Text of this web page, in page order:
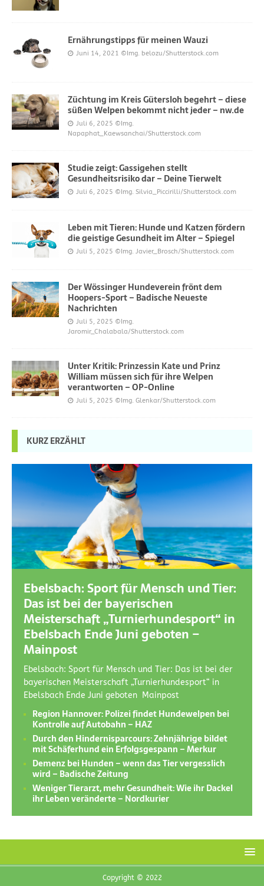
Ernährungstipps für meinen Wauzi
Juni 14, 2021 ©Img. belozu/Shutterstock.com
Züchtung im Kreis Gütersloh begehrt – diese
süßen Welpen bekommt nicht jeder – nw.de
Juli 6, 2025 ©Img.
Napaphat_Kaewsanchai/Shutterstock.com
Studie zeigt: Gassigehen stellt
Gesundheitsrisiko dar – Deine Tierwelt
Juli 6, 2025 ©Img. Silvia_Piccirilli/Shutterstock.com
Leben mit Tieren: Hunde und Katzen fördern
die geistige Gesundheit im Alter – Spiegel
Juli 5, 2025 ©Img. Javier_Brosch/Shutterstock.com
Der Wössinger Hundeverein frönt dem
Hoopers-Sport – Badische Neueste
Nachrichten
Juli 5, 2025 ©Img.
Jaromir_Chalabala/Shutterstock.com
Unter Kritik: Prinzessin Kate und Prinz
William müssen sich für ihre Welpen
verantworten – OP-Online
Juli 5, 2025 ©Img. Glenkar/Shutterstock.com
KURZ ERZÄHLT
Ebelsbach: Sport für Mensch und Tier:
Das ist bei der bayerischen
Meisterschaft „Turnierhundesport“ in
Ebelsbach Ende Juni geboten –
Mainpost
Ebelsbach: Sport für Mensch und Tier: Das ist bei der
bayerischen Meisterschaft „Turnierhundesport“ in
Ebelsbach Ende Juni geboten Mainpost
Region Hannover: Polizei findet Hundewelpen bei
Kontrolle auf Autobahn – HAZ
Durch den Hindernisparcours: Zehnjährige bildet
mit Schäferhund ein Erfolgsgespann – Merkur
Demenz bei Hunden – wenn das Tier vergesslich
wird – Badische Zeitung
Weniger Tierarzt, mehr Gesundheit: Wie ihr Dackel
ihr Leben veränderte – Nordkurier
Copyright © 2022